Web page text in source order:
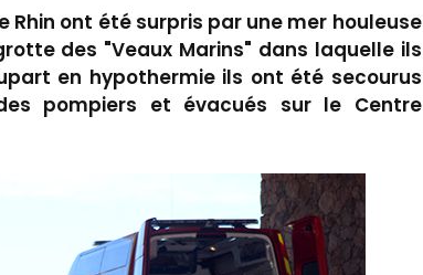
Rhin ont été surpris par une mer houleuse
des "Veaux Marins" dans laquelle ils
en hypothermie ils ont été secourus
pompiers et évacués sur le Centre